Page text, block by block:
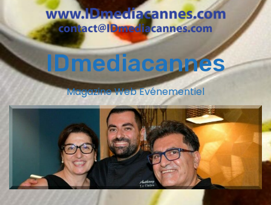
IDmediacannes
Magazine Web Evénementiel